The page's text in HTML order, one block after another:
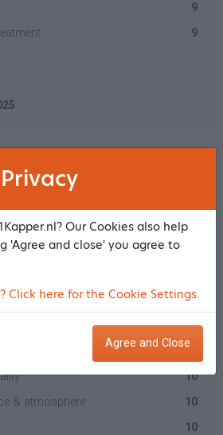
9
9
& atmosphere
10
& atmosphere
10
10
Our Cookies also help
'Agree and close' you agree to
Click here for the Cookie Settings.
Agree and Close